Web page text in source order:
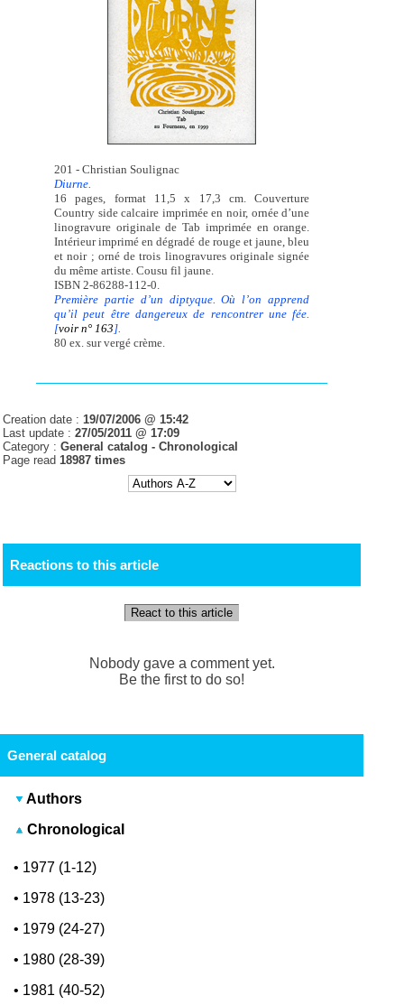
201 - Christian Soulignac
Diurne.
16 pages, format 11,5 x 17,3 cm. Couverture
Country side calcaire imprimée en noir, ornée d’une
linogravure originale de Tab imprimée en orange.
Intérieur imprimé en dégradé de rouge et jaune, bleu
et noir ; orné de trois linogravures originale signée
du même artiste. Cousu fil jaune.
ISBN 2-86288-112-0.
Première partie d’un diptyque. Où l’on apprend
qu’il peut être dangereux de rencontrer une fée.
[voir n° 163].
80 ex. sur vergé crème.
Creation date : 19/07/2006 @ 15:42
Last update :27/05/2011 @ 17:09
Category :General catalog -Chronological
Page read 18987 times
Reactions to this article
React to this article
Nobody gave a comment yet.
Be the first to do so!
General catalog
Authors
Chronological
• 1977 (1-12)
• 1978 (13-23)
• 1979 (24-27)
• 1980 (28-39)
• 1981 (40-52)